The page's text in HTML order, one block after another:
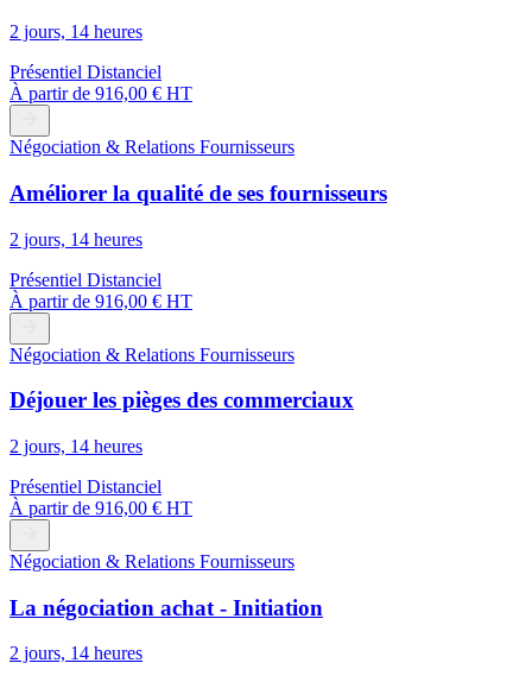
2 jours, 14 heures
Présentiel Distanciel
À partir de 916,00 € HT
Négociation & Relations Fournisseurs
Améliorer la qualité de ses fournisseurs
2 jours, 14 heures
Présentiel Distanciel
À partir de 916,00 € HT
Négociation & Relations Fournisseurs
Déjouer les pièges des commerciaux
2 jours, 14 heures
Présentiel Distanciel
À partir de 916,00 € HT
Négociation & Relations Fournisseurs
La négociation achat - Initiation
2 jours, 14 heures